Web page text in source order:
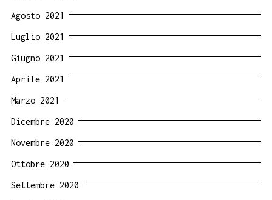
Agosto 2021
Luglio 2021
Giugno 2021
Aprile 2021
Marzo 2021
Dicembre 2020
Novembre 2020
Ottobre 2020
Settembre 2020